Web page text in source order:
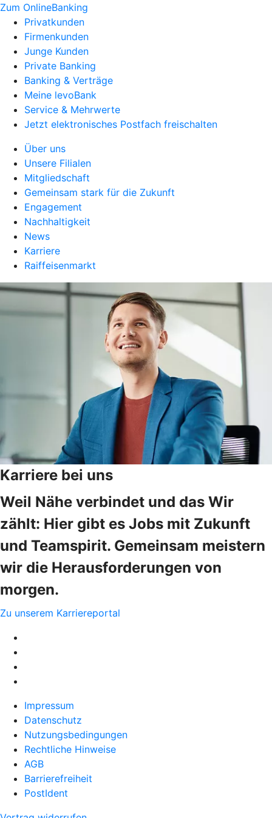
Zum OnlineBanking
Privatkunden
Firmenkunden
Junge Kunden
Private Banking
Banking & Verträge
Meine levoBank
Service & Mehrwerte
Jetzt elektronisches Postfach freischalten
Über uns
Unsere Filialen
Mitgliedschaft
Gemeinsam stark für die Zukunft
Engagement
Nachhaltigkeit
News
Karriere
Raiffeisenmarkt
Karriere bei uns
Weil Nähe verbindet und das Wir
zählt: Hier gibt es Jobs mit Zukunft
und Teamspirit. Gemeinsam meistern
wir die Herausforderungen von
morgen.
Zu unserem Karriereportal
Impressum
Datenschutz
Nutzungsbedingungen
Rechtliche Hinweise
AGB
Barrierefreiheit
PostIdent